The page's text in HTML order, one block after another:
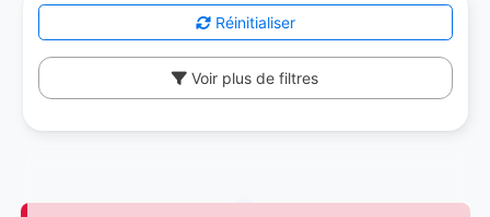
Réinitialiser
Voir plus de filtres